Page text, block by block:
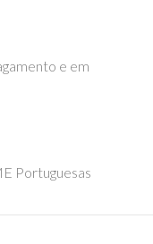
e em
Portuguesas